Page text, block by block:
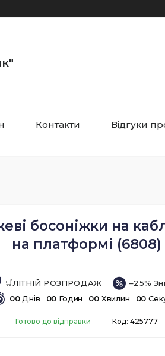
Контакти Відгуки
босоніжки на
на платформі (6808)
🛒ЛІТНІЙ РОЗПРОДАЖ
–25%
00 Днів 00 Годин 00 Хвилин 00
Готово до відправки Код: 425777